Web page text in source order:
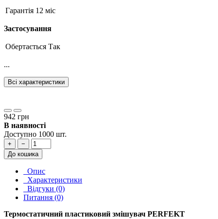
Гарантія 12 міс
Застосування
Обертається Так
...
Всі характеристики
942 грн
В наявності
Доступно 1000 шт.
+
−
До кошика
Опис
Характеристики
Відгуки (0)
Питання (0)
Термостатичний пластиковий змішувач PERFEKT